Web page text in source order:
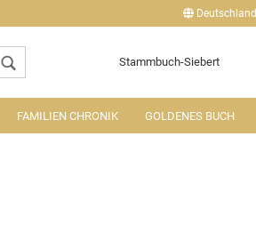
Deutschland
Lieferland
Stammbuch-Siebert
FAMILIEN CHRONIK GOLDENES BUCH